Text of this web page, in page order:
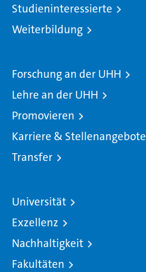
Studieninteressierte
Weiterbildung
Forschung an der UHH
Lehre an der UHH
Promovieren
Karriere & Stellenangebote
Transfer
Universität
Exzellenz
Nachhaltigkeit
Fakultäten